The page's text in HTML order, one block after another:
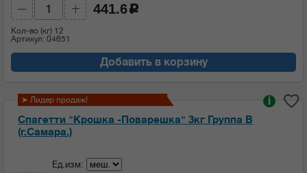
Кол-во (кг) 12
Артикул: 04651
441.6 c
Добавить в корзину
➤ Лидер продаж!
Спагетти "Крошка -Поварешка" 3кг Группа В
(г.Самара.)
i
Ед.изм: